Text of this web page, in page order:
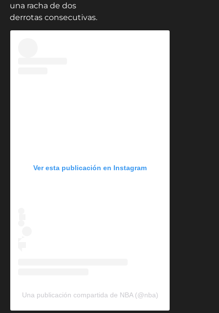
una racha de dos
derrotas consecutivas.
Ver esta publicación en Instagram
Una publicación compartida de NBA (@nba)